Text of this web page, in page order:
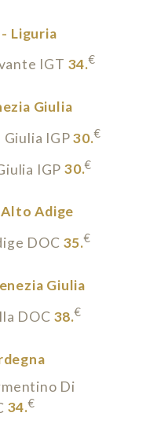
- Liguria
IGT 34.€
Giulia
Giulia IGP30.€
IGP 30.€
Adige
DOC 35.€
Giulia
DOC 38.€
Di
34.€